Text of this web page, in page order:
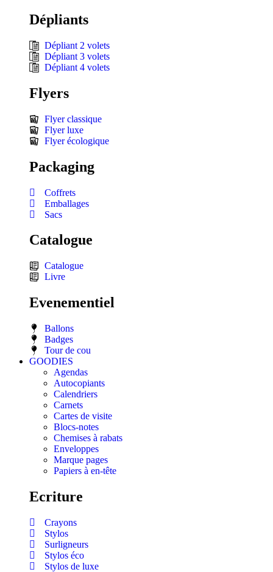
Dépliants
Dépliant 2 volets
Dépliant 3 volets
Dépliant 4 volets
Flyers
Flyer classique
Flyer luxe
Flyer écologique
Packaging
Coffrets
Emballages
Sacs
Catalogue
Catalogue
Livre
Evenementiel
Ballons
Badges
Tour de cou
GOODIES
Agendas
Autocopiants
Calendriers
Carnets
Cartes de visite
Blocs-notes
Chemises à rabats
Enveloppes
Marque pages
Papiers à en-tête
Ecriture
Crayons
Stylos
Surligneurs
Stylos éco
Stylos de luxe